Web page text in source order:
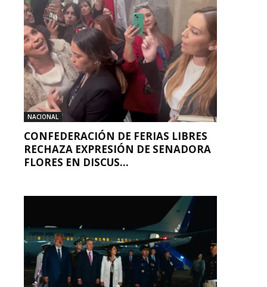
NACIONAL
CONFEDERACIÓN DE FERIAS LIBRES
RECHAZA EXPRESIÓN DE SENADORA
FLORES EN DISCUS...